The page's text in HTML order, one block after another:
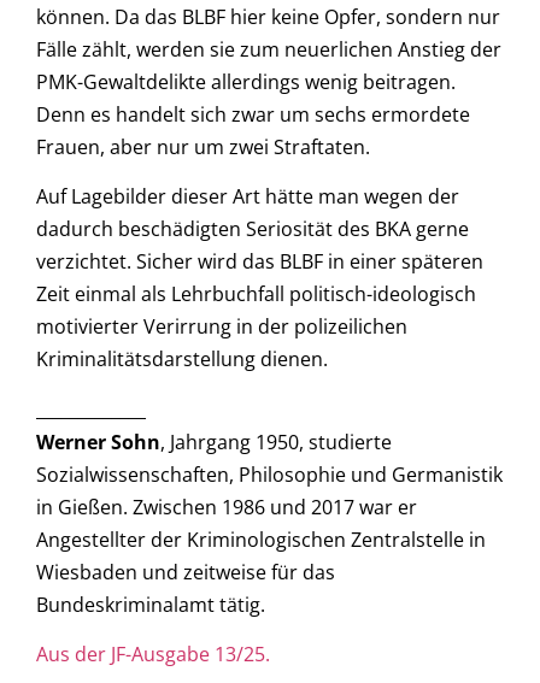
können. Da das BLBF hier keine Opfer, sondern nur
Fälle zählt, werden sie zum neuerlichen Anstieg der
PMK-Gewaltdelikte allerdings wenig beitragen.
Denn es handelt sich zwar um sechs ermordete
Frauen, aber nur um zwei Straftaten.
Auf Lagebilder dieser Art hätte man wegen der
dadurch beschädigten Seriosität des BKA gerne
verzichtet. Sicher wird das BLBF in einer späteren
Zeit einmal als Lehrbuchfall politisch-ideologisch
motivierter Verirrung in der polizeilichen
Kriminalitätsdarstellung dienen.
Werner Sohn, Jahrgang 1950, studierte
Sozialwissenschaften, Philosophie und Germanistik
in Gießen. Zwischen 1986 und 2017 war er
Angestellter der Kriminologischen Zentralstelle in
Wiesbaden und zeitweise für das
Bundeskriminalamt tätig.
Aus der JF-Ausgabe 13/25.